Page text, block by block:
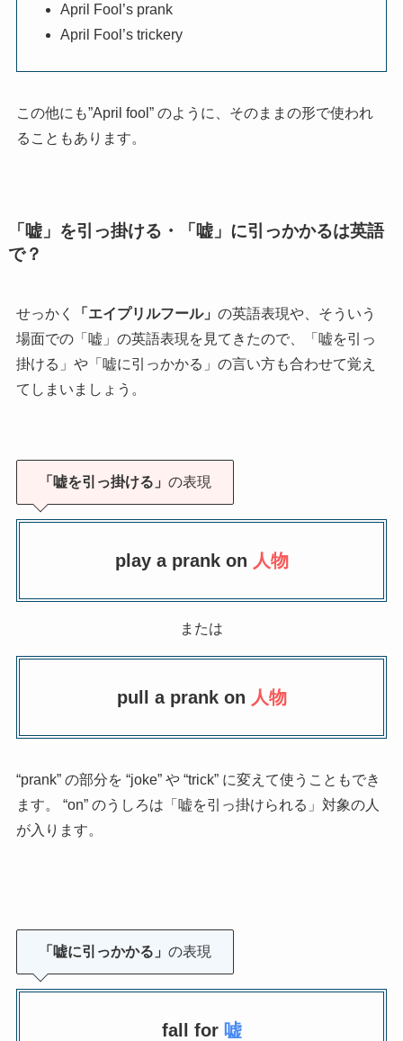
April Fool’s prank
April Fool’s trickery
この他にも”April fool” のように、そのままの形で使われ
ることもあります。
「嘘」を引っ掛ける・「嘘」に引っかかるは英語
で？
せっかく 「エイプリルフール」 の英語表現や、そういう
場面での「嘘」の英語表現を見てきたので、「嘘を引っ
掛ける」や「嘘に引っかかる」の言い方も合わせて覚え
てしまいましょう。
「嘘を引っ掛ける」 の表現
play a prank on 人物
または
pull a prank on 人物
“prank” の部分を “joke” や “trick” に変えて使うこともでき
ます。 “on” のうしろは「嘘を引っ掛けられる」対象の人
が入ります。
「嘘に引っかかる」 の表現
fall for 嘘